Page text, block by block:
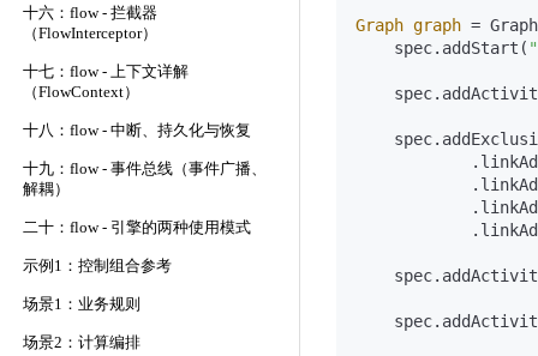
十六：flow - 拦截器
（FlowInterceptor）
十七：flow - 上下文详解
（FlowContext）
十八：flow - 中断、持久化与恢复
十九：flow - 事件总线（事件广播、
解耦）
二十：flow - 引擎的两种使用模式
示例1：控制组合参考
场景1：业务规则
场景2：计算编排
Graph graph =
    spec.addStart(